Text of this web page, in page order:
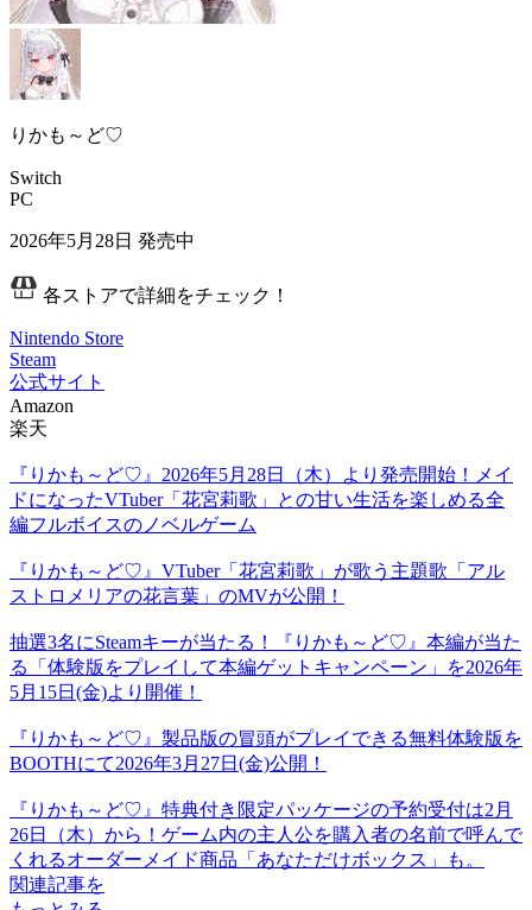
りかも～ど♡
Switch
PC
2026年5月28日 発売中
各ストアで詳細をチェック！
Nintendo Store
Steam
公式サイト
Amazon
楽天
『りかも～ど♡』2026年5月28日（木）より発売開始！メイ
ドになったVTuber「花宮莉歌」との甘い生活を楽しめる全
編フルボイスのノベルゲーム
『りかも～ど♡』VTuber「花宮莉歌」が歌う主題歌「アル
ストロメリアの花言葉」のMVが公開！
抽選3名にSteamキーが当たる！『りかも～ど♡』本編が当た
る「体験版をプレイして本編ゲットキャンペーン」を2026年
5月15日(金)より開催！
『りかも～ど♡』製品版の冒頭がプレイできる無料体験版を
BOOTHにて2026年3月27日(金)公開！
『りかも～ど♡』特典付き限定パッケージの予約受付は2月
26日（木）から！ゲーム内の主人公を購入者の名前で呼んで
くれるオーダーメイド商品「あなただけボックス」も。
関連記事を